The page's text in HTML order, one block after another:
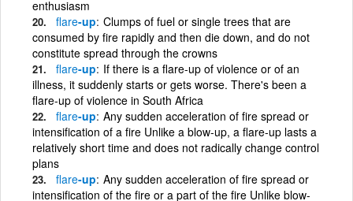
enthusiasm
flare-up Clumps of fuel or single trees that are
consumed by fire rapidly and then die down, and do not
constitute spread through the crowns
flare-up If there is a flare-up of violence or of an
illness, it suddenly starts or gets worse. There's been a
flare-up of violence in South Africa
flare-up Any sudden acceleration of fire spread or
intensification of a fire Unlike a blow-up, a flare-up lasts a
relatively short time and does not radically change control
plans
flare-up Any sudden acceleration of fire spread or
intensification of the fire or a part of the fire Unlike blow-